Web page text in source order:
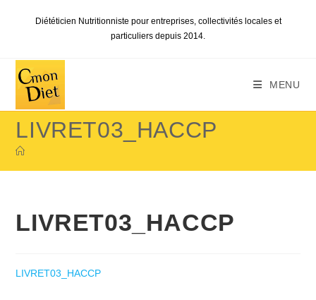
Diététicien Nutritionniste pour entreprises, collectivités locales et
particuliers depuis 2014.
MENU
LIVRET03_HACCP
LIVRET03_HACCP
LIVRET03_HACCP